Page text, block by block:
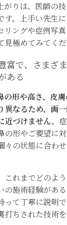
がりは、医師の
す。上手い先生
リングや症例写
極めてみてくだ
富で、さまざ
ある
の形や高さ、皮
異なるため、画
づけません。
の形やご要望に
々の状態に合わ
これまでどのよ
の施術経験があ
って丁寧に説明
打ちされた技術